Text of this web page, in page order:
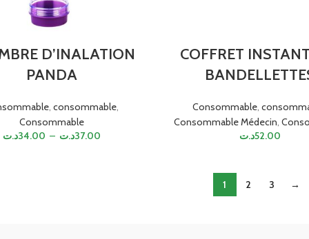
D’INALATION
PANDA
,consommable,
Consommable
34.00د.ت – 37.00د.ت
COFFRET
Consommable,
Consommable Médecin,
52.00د.ت
1 2 3 →